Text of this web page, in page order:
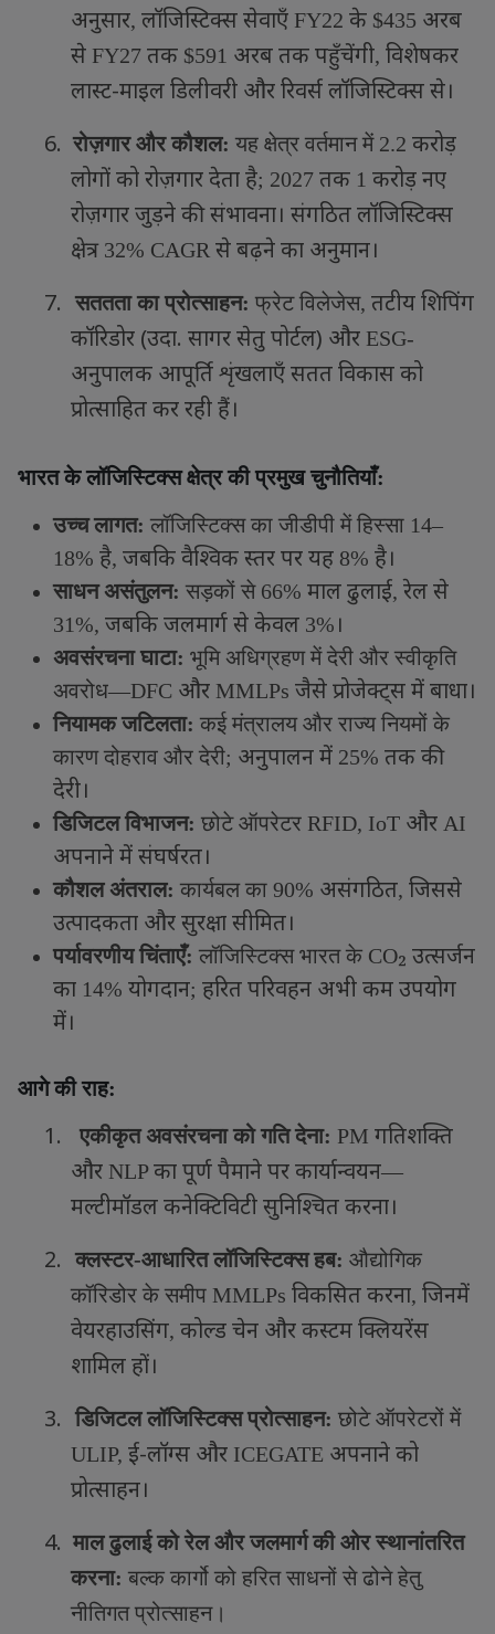
अनुसार, लॉजिस्टिक्स सेवाएँ FY22 के $435 अरब
से FY27 तक $591 अरब तक पहुँचेंगी, विशेषकर
लास्ट-माइल डिलीवरी और रिवर्स लॉजिस्टिक्स से।
6. रोज़गार और कौशल: यह क्षेत्र वर्तमान में 2.2 करोड़
लोगों को रोज़गार देता है; 2027 तक 1 करोड़ नए
रोज़गार जुड़ने की संभावना। संगठित लॉजिस्टिक्स
क्षेत्र 32% CAGR से बढ़ने का अनुमान।
7.
सततता का प्रोत्साहन: फ्रेट विलेजेस, तटीय शिपिंग
कॉरिडोर (उदा. सागर सेतु पोर्टल) और ESG-
अनुपालक आपूर्ति शृंखलाएँ सतत विकास को
प्रोत्साहित कर रही हैं।
भारत के लॉजिस्टिक्स क्षेत्र की प्रमुख चुनौतियाँ:
उच्च लागत: लॉजिस्टिक्स का जीडीपी में हिस्सा 14–
18% है, जबकि वैश्विक स्तर पर यह 8% है।
साधन असंतुलन: सड़कों से 66% माल ढुलाई, रेल से
31%, जबकि जलमार्ग से केवल 3% ।
अवसंरचना घाटा: भूमि अधिग्रहण में देरी और स्वीकृति
अवरोध—DFC और MMLPs जैसे प्रोजेक्ट्स में बाधा।
नियामक जटिलता: कई मंत्रालय और राज्य नियमों के
कारण दोहराव और देरी; अनुपालन में 25% तक की
देरी।
डिजिटल विभाजन: छोटे ऑपरेटर RFID, IoT और AI
अपनाने में संघर्षरत।
कौशल अंतराल: कार्यबल का 90% असंगठित, जिससे
उत्पादकता और सुरक्षा सीमित।
पर्यावरणीय चिंताएँ: लॉजिस्टिक्स भारत के CO₂ उत्सर्जन
का 14% योगदान; हरित परिवहन अभी कम उपयोग
में।
आगे की राह:
1. एकीकृत अवसंरचना को गति देना: PM गतिशक्ति
और NLPका पूर्ण पैमाने पर कार्यान्वयन—
मल्टीमॉडल कनेक्टिविटी सुनिश्चित करना।
2.
क्लस्टर-आधारित लॉजिस्टिक्स हब: औद्योगिक
कॉरिडोर के समीप MMLPs विकसित करना, जिनमें
वेयरहाउसिंग, कोल्ड चेन और कस्टम क्लियरेंस
शामिल हों।
3.
डिजिटल लॉजिस्टिक्स प्रोत्साहन: छोटे ऑपरेटरों में
ULIP, ई-लॉग्स और ICEGATE अपनाने को
प्रोत्साहन।
4. माल ढुलाई को रेल और जलमार्ग की ओर स्थानांतरित
करना: बल्क कार्गो को हरित साधनों से ढोने हेतु
नीतिगत प्रोत्साहन।